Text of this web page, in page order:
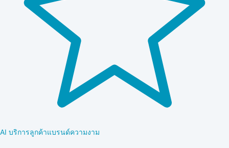
AI บริการลูกค้าแบรนด์ความงาม